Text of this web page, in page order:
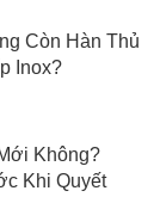
Còn Hàn Thủ
Inox?
Không?
Khi Quyết